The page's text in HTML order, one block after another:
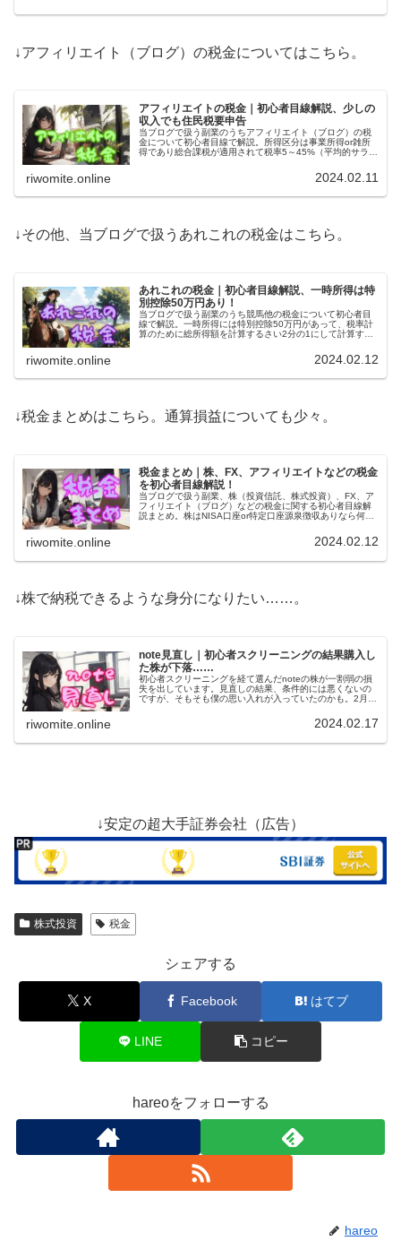
↓アフィリエイト（ブログ）の税金についてはこちら。
アフィリエイトの税金｜初心者目線解説、少しの
収入でも住民税要申告
当ブログで扱う副業のうちアフィリエイト（ブログ）の税
金について初心者目線で解説。所得区分は事業所得or雑所
得であり総合課税が適用されて税率5～45%（平均的サラリ
riwomite.online 2024.02.11
↓その他、当ブログで扱うあれこれの税金はこちら。
あれこれの税金｜初心者目線解説、一時所得は特
別控除50万円あり！
当ブログで扱う副業のうち競馬他の税金について初心者目
線で解説。一時所得には特別控除50万円があって、税率計
算のために総所得額を計算するさい2分の1にして計算する
riwomite.online 2024.02.12
↓税金まとめはこちら。通算損益についても少々。
税金まとめ｜株、FX、アフィリエイトなどの税金
を初心者目線解説！
当ブログで扱う副業、株（投資信託、株式投資）、FX、ア
フィリエイト（ブログ）などの税金に関する初心者目線解
説まとめ。株はNISA口座or特定口座源泉徴収ありなら何も
riwomite.online 2024.02.12
↓株で納税できるような身分になりたい……。
note見直し｜初心者スクリーニングの結果購入し
た株が下落……
初心者スクリーニングを経て選んだnoteの株が一割弱の損
失を出しています。見直しの結果、条件的には悪くないの
ですが、そもそも僕の思い入れが入っていたのかも。2月末
riwomite.online 2024.02.17
↓安定の超大手証券会社（広告）
株式投資 税金
シェアする
X Facebook はてブ
LINE コピー
hareoをフォローする
hareo